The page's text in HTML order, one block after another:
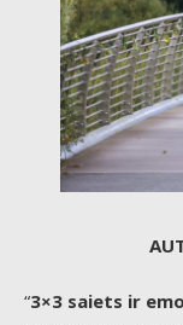
“3×3 saiets ir